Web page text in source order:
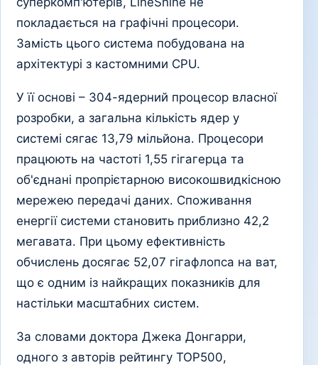
покладається на графічні процесори.
Замість цього система побудована на
архітектурі з кастомними CPU.
У її основі – 304-ядерний процесор власної
розробки, а загальна кількість ядер у
системі сягає 13,79 мільйона. Процесори
працюють на частоті 1,55 гігагерца та
об'єднані пропрієтарною високошвидкісною
мережею передачі даних. Споживання
енергії системи становить приблизно 42,2
мегавата. При цьому ефективність
обчислень досягає 52,07 гігафлопса на ват,
що є одним із найкращих показників для
настільки масштабних систем.
За словами доктора Джека Донгарри,
одного з авторів рейтингу TOP500,